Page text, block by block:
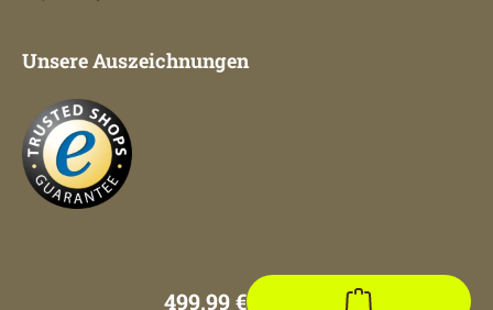
499,99 €
Unsere Auszeichnungen
Impressum AGB
Datenschutz